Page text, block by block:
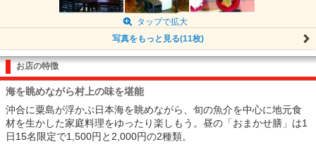
タップで拡大
写真をもっと見る(11枚)
お店の特徴
海を眺めながら村上の味を堪能
沖合に粟島が浮かぶ日本海を眺めながら、旬の魚介を中心に地元食
材を生かした家庭料理をゆったり楽しもう。昼の「おまかせ膳」は1
日15名限定で1,500円と2,000円の2種類。